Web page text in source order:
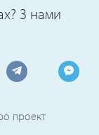
З нами
проект